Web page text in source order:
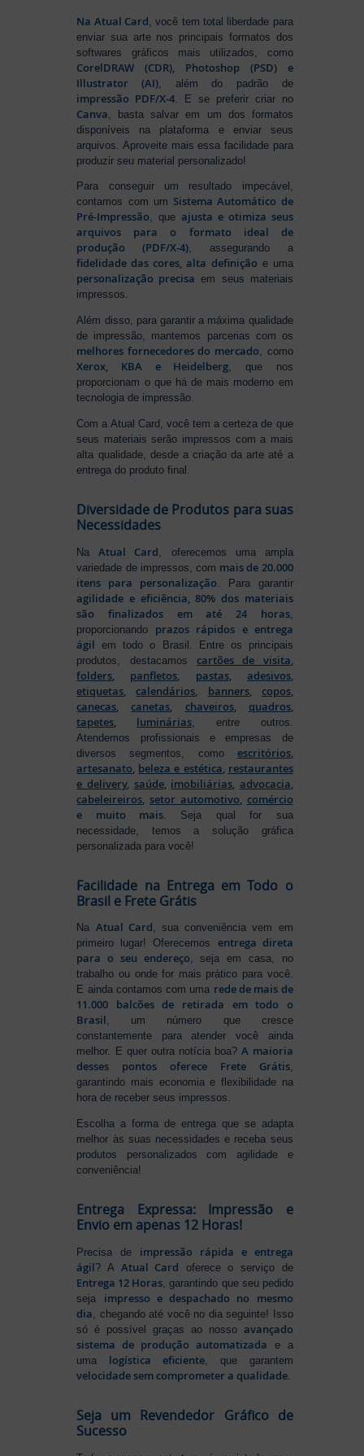
Na Atual Card , você tem total liberdade para
enviar sua arte nos principais formatos dos
softwares gráficos mais utilizados, como
CorelDRAW (CDR), Photoshop (PSD) e
Illustrator (AI) , além do padrão de
impressão PDF/X-4 . E se preferir criar no
Canva , basta salvar em um dos formatos
disponíveis na plataforma e enviar seus
arquivos. Aproveite mais essa facilidade para
produzir seu material personalizado!
Para conseguir um resultado impecável,
contamos com um Sistema Automático de
Pré-Impressão, queajusta e otimiza seus
arquivos para o formato ideal de
produção (PDF/X-4), assegurando a
fidelidade das cores, alta definição e uma
personalização precisa em seus materiais
impressos.
Além disso, para garantir a máxima qualidade
de impressão, mantemos parcerias com os
melhores fornecedores do mercado, como
Xerox, KBA e Heidelberg, que nos
proporcionam o que há de mais moderno em
tecnologia de impressão.
Com a Atual Card, você tem a certeza de que
seus materiais serão impressos com a mais
alta qualidade, desde a criação da arte até a
entrega do produto final.
Diversidade de Produtos para suas
Necessidades
NaAtual Card , oferecemos uma ampla
variedade de impressos, com mais de 20.000
itens para personalização . Para garantir
agilidade e eficiência, 80% dos materiais
são finalizados em até 24 horas,
proporcionando prazos rápidos e entrega
ágil em todo o Brasil. Entre os principais
produtos, destacamos cartões de visita,
folders, panfletos, pastas, adesivos,
etiquetas,calendários, banners, copos,
canecas,canetas, chaveiros, quadros,
tapetes, luminárias , entre outros.
Atendemos profissionais e empresas de
diversos segmentos, como escritórios,
artesanato, beleza e estética, restaurantes
e delivery, saúde, imobiliárias, advocacia,
cabeleireiros, setor automotivo, comércio
e muito mais . Seja qual for sua
necessidade, temos a solução gráfica
personalizada para você!
Facilidade na Entrega em Todo o
Brasil e Frete Grátis
Na Atual Card, sua conveniência vem em
primeiro lugar! Oferecemos entrega direta
para o seu endereço, seja em casa, no
trabalho ou onde for mais prático para você.
E ainda contamos com uma rede de mais de
11.000 balcões de retirada em todo o
Brasil, um número que cresce
constantemente para atender você ainda
melhor. E quer outra notícia boa?A maioria
desses pontos oferece Frete Grátis,
garantindo mais economia e flexibilidade na
hora de receber seus impressos.
Escolha a forma de entrega que se adapta
melhor às suas necessidades e receba seus
produtos personalizados com agilidade e
conveniência!
Entrega Expressa: Impressão e
Envio em apenas 12 Horas!
Precisa de impressão rápida e entrega
ágil? A Atual Card oferece o serviço de
Entrega 12 Horas , garantindo que seu pedido
seja impresso e despachado no mesmo
dia , chegando até você no dia seguinte! Isso
só é possível graças ao nosso avançado
sistema de produção automatizada e a
uma logística eficiente , que garantem
velocidade sem comprometer a qualidade
Seja um Revendedor Gráfico de
Sucesso